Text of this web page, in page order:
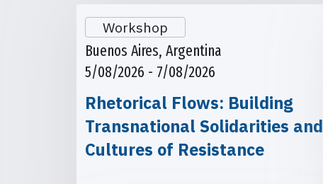
Workshop
Buenos Aires, Argentina
5/08/2026 - 7/08/2026
Rhetorical Flows: Building
Transnational Solidarities and
Cultures of Resistance